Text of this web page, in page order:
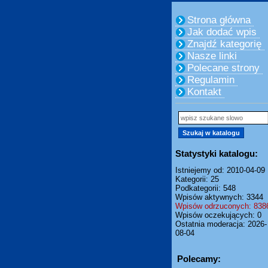
Strona główna
Jak dodać wpis
Znajdź kategorię
Nasze linki
Polecane strony
Regulamin
Kontakt
Statystyki katalogu:
Istniejemy od: 2010-04-09
Kategorii: 25
Podkategorii: 548
Wpisów aktywnych: 3344
Wpisów odrzuconych:
Wpisów oczekujących: 0
Ostatnia moderacja: 2026-
08-04
Polecamy: